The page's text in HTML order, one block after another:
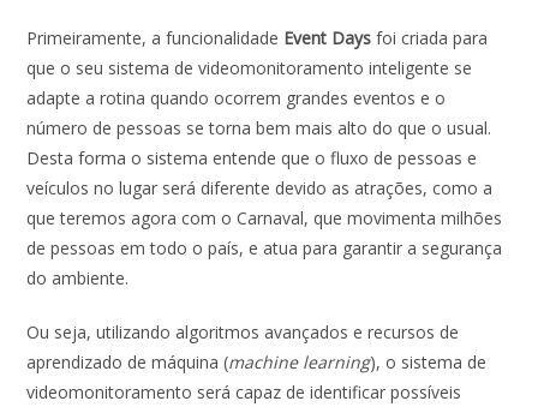
Primeiramente, a funcionalidade Event Days foi criada para
que o seu sistema de videomonitoramento inteligente se
adapte a rotina quando ocorrem grandes eventos e o
número de pessoas se torna bem mais alto do que o usual.
Desta forma o sistema entende que o fluxo de pessoas e
veículos no lugar será diferente devido as atrações, como a
que teremos agora com o Carnaval, que movimenta milhões
de pessoas em todo o país, e atua para garantir a segurança
do ambiente.
Ou seja, utilizando algoritmos avançados e recursos de
aprendizado de máquina (machine learning), o sistema de
videomonitoramento será capaz de identificar possíveis